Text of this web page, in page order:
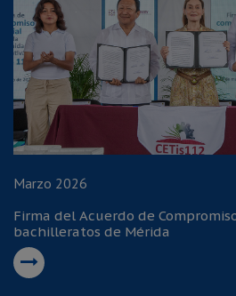
Marzo 2026
Firma del Acuerdo de
bachilleratos de Mérida